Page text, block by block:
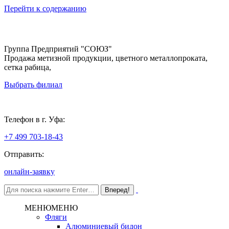
Перейти к содержанию
Группа Предприятий "СОЮЗ"
Продажа метизной продукции, цветного металлопроката,
сетка рабица,
Выбрать филиал
Телефон в г. Уфа:
+7 499 703-18-43
Отправить:
онлайн-заявку
МЕНЮМЕНЮ
Фляги
Алюминиевый бидон